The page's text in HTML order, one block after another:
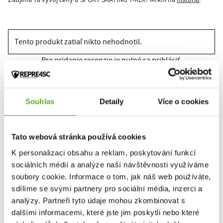
Souhlas Detaily Více o cookies
Tato webová stránka používá cookies
K personalizaci obsahu a reklam, poskytování funkcí
sociálních médií a analýze naší návštěvnosti využíváme
soubory cookie. Informace o tom, jak náš web používáte,
sdílíme se svými partnery pro sociální média, inzerci a
analýzy. Partneři tyto údaje mohou zkombinovat s
dalšími informacemi, které jste jim poskytli nebo které
Tento produkt zatiaľ nikto nehodnotil.
Pre pridanie recenzie je nutné sa prihlásiť.
Ohodnotiť produkt
PODOBNÉ PRODUKTY